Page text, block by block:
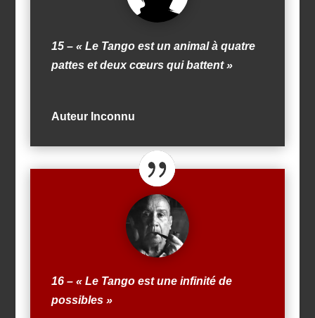
15 – « Le Tango est un animal à quatre
pattes et deux cœurs qui battent »
Auteur Inconnu
16 – « Le Tango est une infinité de
possibles »